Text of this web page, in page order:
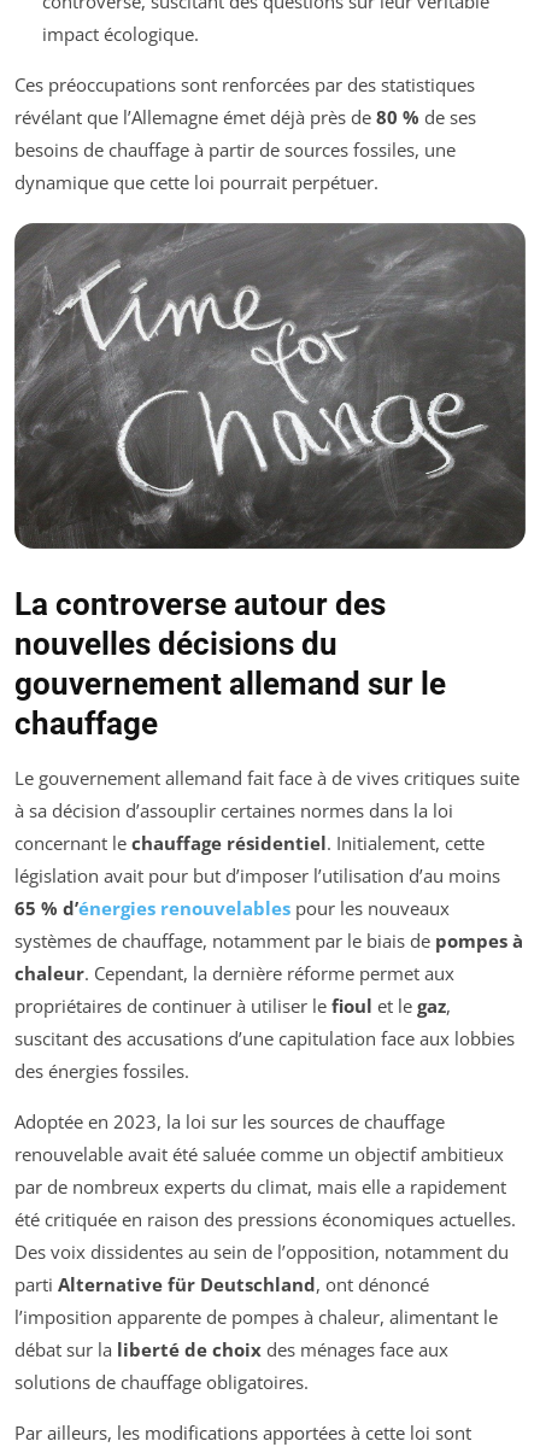
impact écologique.
Ces préoccupations sont renforcées par des statistiques
révélant que l’Allemagne émet déjà près de 80 % de ses
besoins de chauffage à partir de sources fossiles, une
dynamique que cette loi pourrait perpétuer.
La controverse autour des
nouvelles décisions du
gouvernement allemand sur le
chauffage
Le gouvernement allemand fait face à de vives critiques suite
à sa décision d’assouplir certaines normes dans la loi
concernant le chauffage résidentiel. Initialement, cette
législation avait pour but d’imposer l’utilisation d’au moins
65 % d’énergies renouvelables pour les nouveaux
systèmes de chauffage, notamment par le biais de pompes à
chaleur. Cependant, la dernière réforme permet aux
propriétaires de continuer à utiliser le fioul et le gaz,
suscitant des accusations d’une capitulation face aux lobbies
des énergies fossiles.
Adoptée en 2023, la loi sur les sources de chauffage
renouvelable avait été saluée comme un objectif ambitieux
par de nombreux experts du climat, mais elle a rapidement
été critiquée en raison des pressions économiques actuelles.
Des voix dissidentes au sein de l’opposition, notamment du
parti Alternative für Deutschland, ont dénoncé
l’imposition apparente de pompes à chaleur, alimentant le
débat sur la liberté de choix des ménages face aux
solutions de chauffage obligatoires.
Par ailleurs, les modifications apportées à cette loi sont